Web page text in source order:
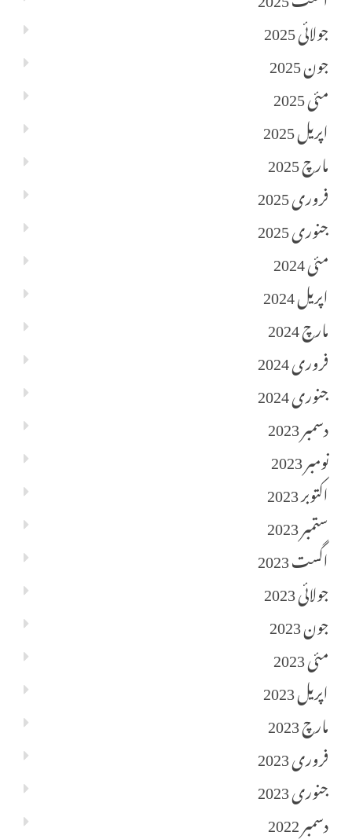
جولائی 2025
جون 2025
مئی 2025
اپریل 2025
مارچ 2025
فروری 2025
جنوری 2025
مئی 2024
اپریل 2024
مارچ 2024
فروری 2024
جنوری 2024
دسمبر 2023
نومبر 2023
اکتوبر 2023
ستمبر 2023
اگست 2023
جولائی 2023
جون 2023
مئی 2023
اپریل 2023
مارچ 2023
فروری 2023
جنوری 2023
دسمبر 2022